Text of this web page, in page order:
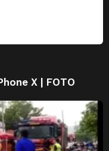
X | FOTO